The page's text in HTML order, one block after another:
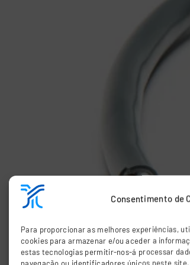
Consentimento de
Para proporcionar as melhores experiências,
cookies para armazenar e/ou aceder a
estas tecnologias permitir-nos-á processar
navegação ou identificadores únicos neste